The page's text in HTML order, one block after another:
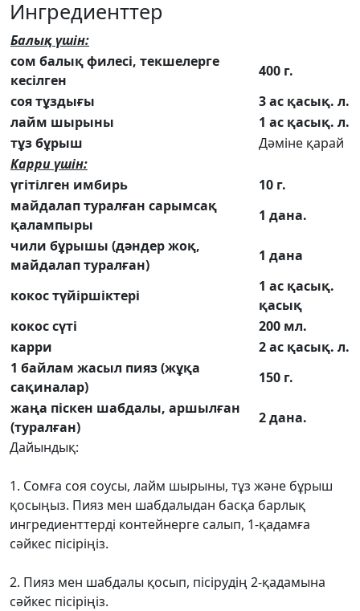
Ингредиенттер
Балық үшін:
сом балық филесі, текшелерге
кесілген
400 г.
соя тұздығы
3 ас қасық. л.
лайм шырыны
1 ас қасық. л.
тұз бұрыш
Дәміне қарай
Карри үшін:
үгітілген имбирь
10 г.
майдалап туралған сарымсақ
қалампыры
1 дана.
чили бұрышы (дәндер жоқ,
майдалап туралған)
1 дана
кокос түйіршіктері
1 ас қасық.
қасық
кокос сүті
200 мл.
карри
2 ас қасық. л.
1 байлам жасыл пияз (жұқа
сақиналар)
150 г.
жаңа піскен шабдалы, аршылған
(туралған)
2 дана.
Дайындық:
1. Сомға соя соусы, лайм шырыны, тұз және бұрыш
қосыңыз. Пияз мен шабдалыдан басқа барлық
ингредиенттерді контейнерге салып, 1-қадамға
сәйкес пісіріңіз.
2. Пияз мен шабдалы қосып, пісірудің 2-қадамына
сәйкес пісіріңіз.